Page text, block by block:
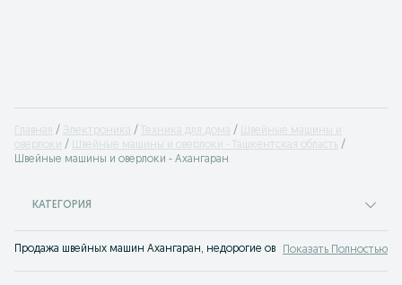
Главная Электроника Техника для дома
Швейные машины и
оверлоки
Швейные машины и оверлоки - Ташкентская область
Швейные машины и оверлоки - Ахангаран
КАТЕГОРИЯ
Продажа швейных машин Ахангаран, недорогие оверлоки бу на OLX.uz.
Показать Полностью